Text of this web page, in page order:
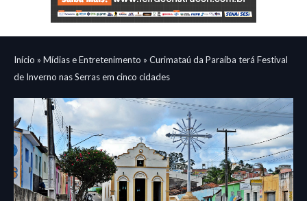
Início » Mídias e Entretenimento » Curimataú da Paraíba terá Festival
de Inverno nas Serras em cinco cidades